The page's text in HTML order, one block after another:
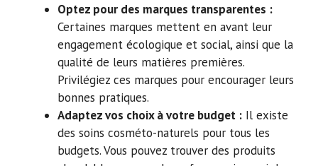
Optez pour des marques transparentes :
Certaines marques mettent en avant leur
engagement écologique et social, ainsi que la
qualité de leurs matières premières.
Privilégiez ces marques pour encourager leurs
bonnes pratiques.
Adaptez vos choix à votre budget : Il existe
des soins cosméto-naturels pour tous les
budgets. Vous pouvez trouver des produits